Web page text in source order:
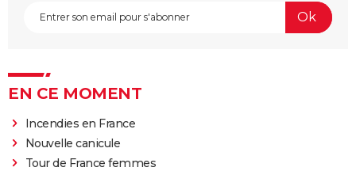
EN CE MOMENT
Incendies en France
Nouvelle canicule
Tour de France femmes